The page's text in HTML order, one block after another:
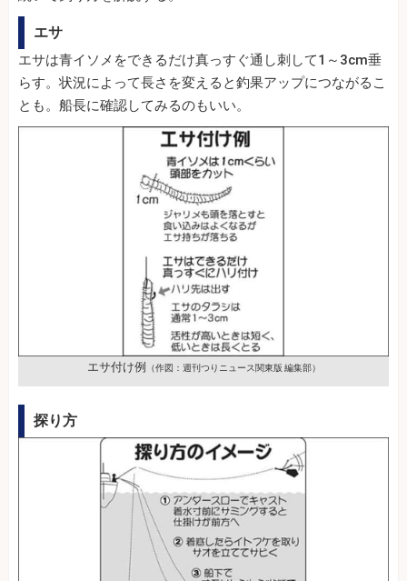
エサ
エサは青イソメをできるだけ真っすぐ通し刺して1～3cm垂
らす。状況によって長さを変えると釣果アップにつながるこ
とも。船長に確認してみるのもいい。
エサ付け例 （作図：週刊つりニュース関東版 編集部）
探り方